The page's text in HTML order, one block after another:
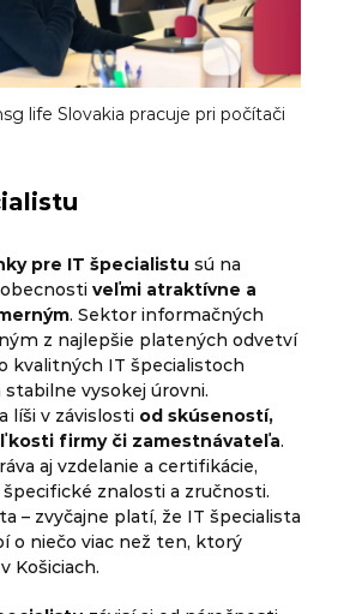
life Slovakia pracuje pri počítači
pre IT špecialistu sú na
veľmi atraktívne a
. Sektor informačných
z najlepšie platených odvetví
kvalitných IT špecialistoch
vysokej úrovni.
líši v závislosti od skúseností,
firmy či zamestnávateľa.
aj vzdelanie a certifikácie,
znalosti a zručnosti.
– zvyčajne platí, že IT špecialista
o niečo viac než ten, ktorý
Košiciach.